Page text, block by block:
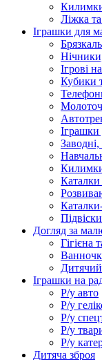
Ліжка
Іграшки для
Ігрові
Кубики
Іграшки
Заводні,
Каталки
Підвіски
Догляд за
Гігієна
Дитячий
Іграшки на
Р/у авто
Р/у
Р/у
Р/у
Р/у
Дитяча зброя